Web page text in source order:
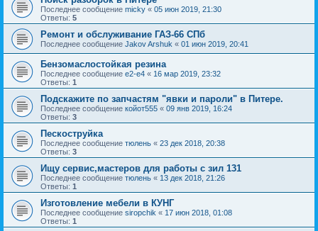
Последнее сообщение micky « 05 июн 2019, 21:30
Ответы: 5
Ремонт и обслуживание ГАЗ-66 СПб
Последнее сообщение Jakov Arshuk « 01 июн 2019, 20:41
Бензомаслостойкая резина
Последнее сообщение e2-e4 « 16 мар 2019, 23:32
Ответы: 1
Подскажите по запчастям "явки и пароли" в Питере.
Последнее сообщение койот555 « 09 янв 2019, 16:24
Ответы: 3
Пескоструйка
Последнее сообщение тюлень « 23 дек 2018, 20:38
Ответы: 3
Ищу сервис,мастеров для работы с зил 131
Последнее сообщение тюлень « 13 дек 2018, 21:26
Ответы: 1
Изготовление мебели в КУНГ
Последнее сообщение siropchik « 17 июн 2018, 01:08
Ответы: 1